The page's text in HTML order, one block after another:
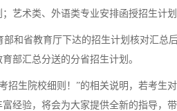
艺术类、外语类专业安排函授招生计
和省教育厅下达的招生计划核对汇总
部汇总分送的分省招生计划。
招生院校细则！”的相关说明，若考生
经验，将会为大家提供全新的指导，